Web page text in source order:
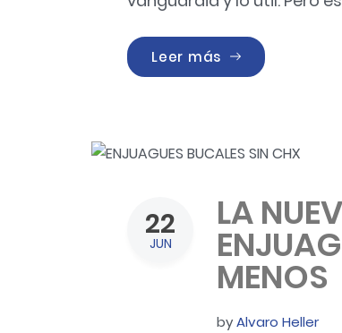
Leer más «REVOLUCIÓN
22
JUN
LA
MENOS
byAlvaro Heller